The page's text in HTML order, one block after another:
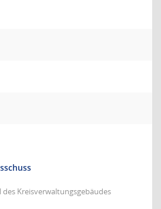
des Kreisverwaltungsgebäudes